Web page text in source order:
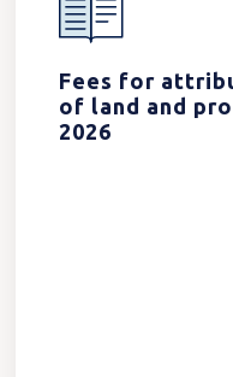
Fees for
of land and
2026